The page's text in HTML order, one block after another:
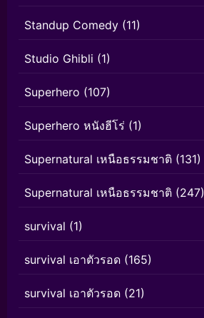
Standup Comedy (11)
Studio Ghibli (1)
Superhero (107)
Superhero หนังฮีโร่ (1)
Supernatural เหนือธรรมชาติ (131)
Supernatural เหนือธรรมชาติ (247)
survival (1)
survival เอาตัวรอด (165)
survival เอาตัวรอด (21)